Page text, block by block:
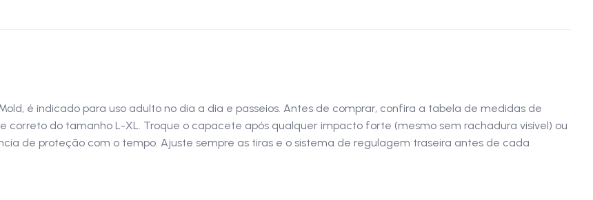
é indicado para uso adulto no dia a dia e passeios. Antes de comprar, confira a tabela de medidas de
do tamanho L-XL. Troque o capacete após qualquer impacto forte (mesmo sem rachadura visível) ou
de proteção com o tempo. Ajuste sempre as tiras e o sistema de regulagem traseira antes de cada